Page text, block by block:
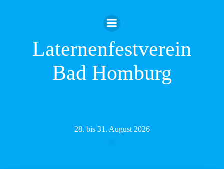
Inhalt
springen
Laternenfestverein
Bad Homburg
28. bis 31. August 2026